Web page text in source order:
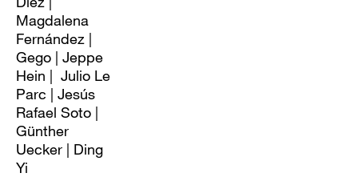
Magdalena
Fernández |
Gego | Jeppe
Hein | Julio Le
Parc | Jesús
Rafael Soto |
Günther
Uecker | Ding
Yi